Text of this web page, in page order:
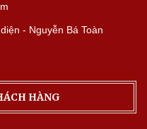
- Nguyễn Bá Toàn
HÀNG